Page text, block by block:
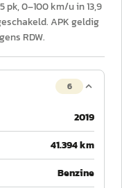
pk, 0–100 km/u in 13,9
APK geldig
RDW.
6
2019
41.394 km
Benzine